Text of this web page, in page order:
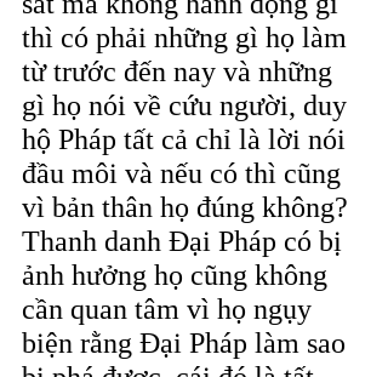
thì có phải những gì họ làm
từ trước đến nay và những
gì họ nói về cứu người, duy
hộ Pháp tất cả chỉ là lời nói
đầu môi và nếu có thì cũng
vì bản thân họ đúng không?
Thanh danh Đại Pháp có bị
ảnh hưởng họ cũng không
cần quan tâm vì họ ngụy
biện rằng Đại Pháp làm sao